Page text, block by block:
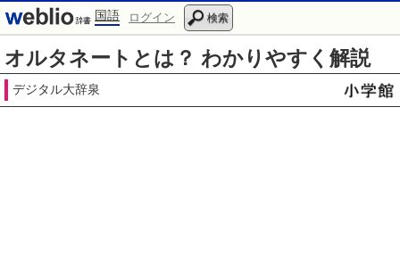
国語 ログイン 検索
オルタネートとは？ わかりやすく解説
デジタル大辞泉